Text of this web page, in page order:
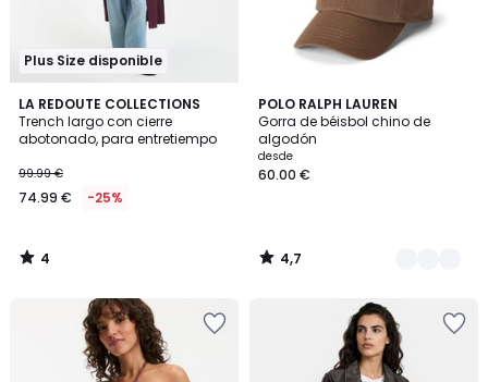
Plus Size disponible
LA REDOUTE COLLECTIONS
Trench largo con cierre
abotonado, para entretiempo
99.99 €
74.99 € -25%
4
/
5
4
/
POLO RALPH LAUREN
Gorra de béisbol chino de
algodón
desde
60.00 €
4,7
/ 5
8
Colores
4,7
/